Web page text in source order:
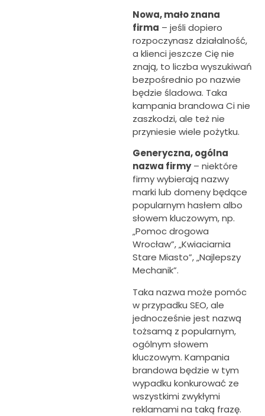
Nowa, mało znana
firma – jeśli dopiero
rozpoczynasz działalność,
a klienci jeszcze Cię nie
znają, to liczba wyszukiwań
bezpośrednio po nazwie
będzie śladowa. Taka
kampania brandowa Ci nie
zaszkodzi, ale też nie
przyniesie wiele pożytku.
Generyczna, ogólna
nazwa firmy– niektóre
firmy wybierają nazwy
marki lub domeny będące
popularnym hasłem albo
słowem kluczowym, np.
„Pomoc drogowa
Wrocław”, „Kwiaciarnia
Stare Miasto”, „Najlepszy
Mechanik”.
Taka nazwa może pomóc
w przypadku SEO, ale
jednocześnie jest nazwą
tożsamą z popularnym,
ogólnym słowem
kluczowym. Kampania
brandowa będzie w tym
wypadku konkurować ze
wszystkimi zwykłymi
reklamami na taką frazę.